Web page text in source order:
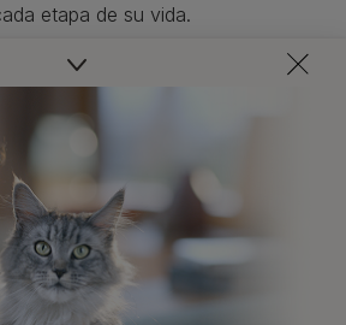
etapa de su vida.​
a las necesidades de tu mascota,
sobre su salud y bienestar ¡y